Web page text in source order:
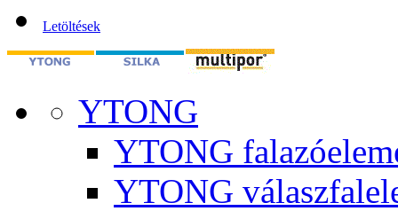
Letöltések
YTONG
YTONG
YTONG